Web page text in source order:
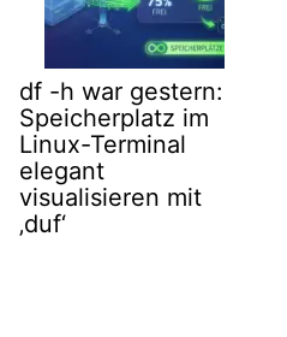
df -h war gestern:
Speicherplatz im
Linux-Terminal
elegant
visualisieren mit
‚duf‘